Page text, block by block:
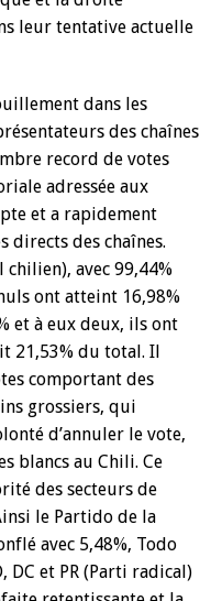
leur tentative actuelle
dans les
des chaînes
record de votes
adressée aux
et a rapidement
directs des chaînes.
chilien), avec 99,44%
ont atteint 16,98%
et à eux deux, ils ont
21,53% du total. Il
comportant des
grossiers, qui
d’annuler le vote,
blancs au Chili. Ce
des secteurs de
le Partido de la
avec 5,48%, Todo
et PR (Parti radical)